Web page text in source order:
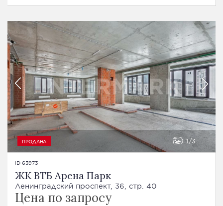
ПРОДАНА 1 3
ID 63973
ЖК ВТБ Арена Парк
Ленинградский проспект, 36, стр. 40
Цена по запросу